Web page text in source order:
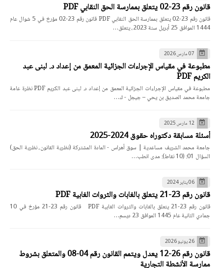
قانون رقم 23-02 يتعلق بممارسة الحق النقابي PDF
قانون رقم 23-02 يتعلق بممارسة الحق النقابي PDF قانون رقم 23-02 مؤرخ في 5 شوال عام
1444 الموافق 25 أبريل سنة 2023، يتعلق…
07 مارس 2026
مطبوعة في مقياس الإجراءات الجزائية المعمق من إعداد د. لبنى عبد
الكريم PDF
مطبوعة في مقياس الإجراءات الجزائية المعمق من إعداد د. لبنى عبد الكريم PDF نظرة عامة
جامعة محمد الصديق بن يحي – جيجل - ك…
12 مارس 2025
أسئلة مسابقة دكتوراه حقوق 2024-2025
جامعة محمد الشريف مساعدية | سوق أهراس - المادة المشتركة (نظرية القانون، نظرية الحق)
السؤال 01: (10 نقاط): مدى انطب…
06 يناير 2024
قانون رقم 23-21 يتعلق بالغابات والثروات الغابية PDF
قانون رقم 23-21 يتعلق بالغابات والثروات الغابية PDF قانون رقم 23-21 مؤرخ في 10
جمادي الثانية عام 1445 الموافق 23 ديسم…
26 يونيو 2026
قانون رقم 26-12 يعدل ويتمم القانون رقم 04-08 والمتعلق بشروط
ممارسة الأنشطة التجارية